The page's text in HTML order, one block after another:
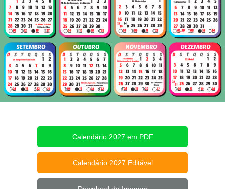
Calendário 2027 em PDF
Calendário 2027 Editável